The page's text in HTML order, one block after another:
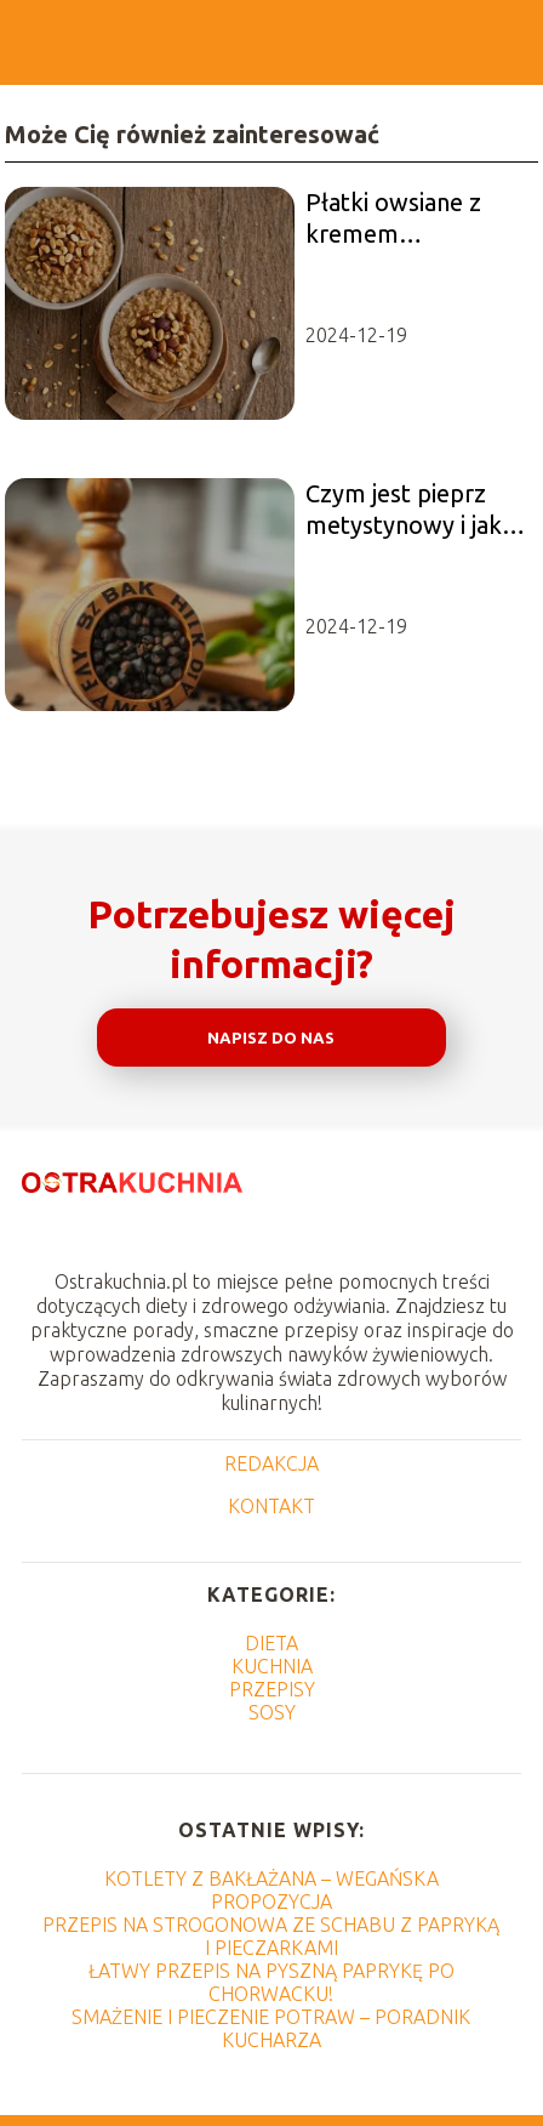
Może Cię również zainteresować
Płatki owsiane z
kremem
doskonałe śniadanie
2024-12-19
Czym jest pieprz
metystynowy i jak
2024-12-19
Potrzebujesz więcej
informacji?
NAPISZ DO NAS
Ostrakuchnia.pl to miejsce pełne pomocnych treści
dotyczących diety i zdrowego odżywiania. Znajdziesz tu
praktyczne porady, smaczne przepisy oraz inspiracje do
wprowadzenia zdrowszych nawyków żywieniowych.
Zapraszamy do odkrywania świata zdrowych wyborów
kulinarnych!
REDAKCJA
KONTAKT
KATEGORIE:
DIETA
KUCHNIA
PRZEPISY
SOSY
OSTATNIE WPISY:
KOTLETY Z BAKŁAŻANA – WEGAŃSKA
PROPOZYCJA
PRZEPIS NA STROGONOWA ZE SCHABU Z PAPRYKĄ
I PIECZARKAMI
ŁATWY PRZEPIS NA PYSZNĄ PAPRYKĘ PO
CHORWACKU!
SMAŻENIE I PIECZENIE POTRAW – PORADNIK
KUCHARZA